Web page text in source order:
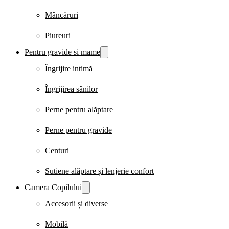
Mâncăruri
Piureuri
Pentru gravide si mame
Îngrijire intimă
Îngrijirea sânilor
Perne pentru alăptare
Perne pentru gravide
Centuri
Sutiene alăptare și lenjerie confort
Camera Copilului
Accesorii și diverse
Mobilă